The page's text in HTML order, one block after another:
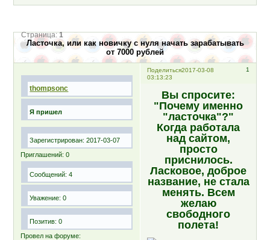
Ласточка, или как новичку с нуля начать зарабатывать
от 7000 рублей
Страница:1
Поделиться 1
2017-03-08
03:13:23
thompsonc
Я пришел
Зарегистрирован: 2017-03-07
Приглашений: 0
Сообщений: 4
Уважение: 0
Позитив: 0
Провел на форуме:
Вы спросите:
"Почему именно
"ласточка"?"
Когда работала
над сайтом,
просто
приснилось.
Ласковое, доброе
название, не стала
менять. Всем
желаю
свободного
полета!